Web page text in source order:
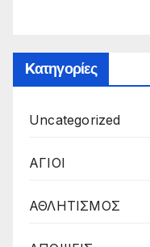
Kατηγορίες
Uncategorized
ΑΓΙΟΙ
ΑΘΛΗΤΙΣΜΟΣ